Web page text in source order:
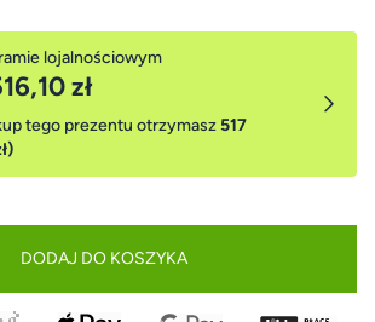
lojalnościowym
zł
tego prezentu otrzymasz517
DODAJ DO KOSZYKA